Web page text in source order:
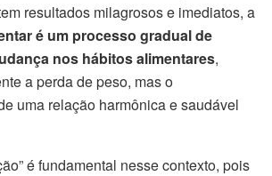
resultados milagrosos e imediatos, a
é um processo gradual de
nos hábitos alimentares,
a perda de peso, mas o
uma relação harmônica e saudável
é fundamental nesse contexto, pois